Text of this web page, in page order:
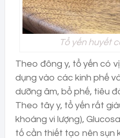
Tổ yến huyết
Theo đông y, tổ yến có
dụng vào các kinh phế
dưỡng âm, bổ phế, tiêu
Theo tây y, tổ yến rất
khoáng vi lượng),
tố cần thiết tạo nên sụn